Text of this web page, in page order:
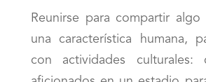
Reunirse para compartir
una característica humana,
con actividades culturales: